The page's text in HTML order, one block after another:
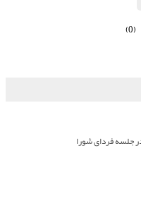
فردای شورا